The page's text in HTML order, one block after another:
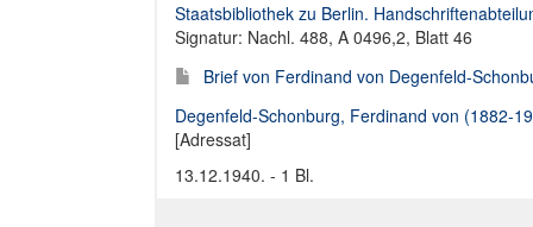
Staatsbibliothek zu Berlin.
Signatur: Nachl. 488, A 0496,2, Blatt 46
Brief von Ferdinand von Degenfeld-
Degenfeld-Schonburg, Ferdinand von (1882-
[Adressat]
13.12.1940. - 1 Bl.